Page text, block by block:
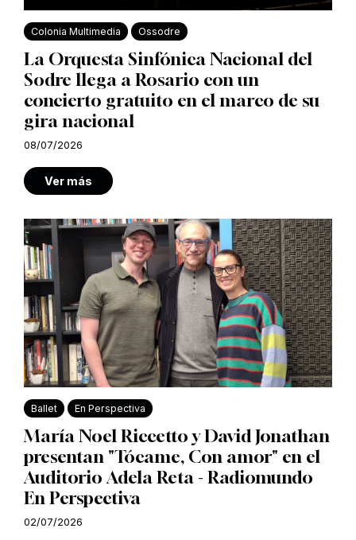
Colonia Multimedia Ossodre
La Orquesta Sinfónica Nacional del
Sodre llega a Rosario con un
concierto gratuito en el marco de su
gira nacional
08/07/2026
Ver más
Ballet En Perspectiva
María Noel Riccetto y David Jonathan
presentan "Tócame, Con amor" en el
Auditorio Adela Reta - Radiomundo
En Perspectiva
02/07/2026